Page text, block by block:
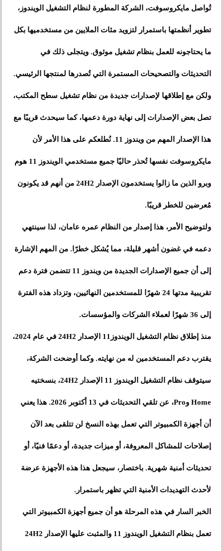
تُواصل مايكروسوفت، الشركة المطورة لنظام التشغيل الويندوز،
تطوير أنظمتها باستمرار لتزويد مئات الملايين من مستخدميها بكل
ما يحتاجونه للعمل بنظام تشغيل موثوق. ويتجلى ذلك في
التحديثات والتصحيحات المستمرة التي تُصدرها لمنتجها الرئيسي.
ولكن مع إطلاقها لإصدارات جديدة من نظام تشغيل سطح المكتب،
تصل بعض الإصدارات إلى نهاية دورة دعمها، كما سيحدث قريبًا مع
هذا الإصدار المهم من ويندوز 11. نُطلعكم على هذا الأمر لأن
مايكروسوفت نفسها تُحذر حاليًا جميع مستخدمي الويندوز 11 هوم
وبرو الذين ما زالوا يستخدمون الإصدار 24H2 من أنهم قد يكونون
مُعرضين للخطر قريبًا.
ولتوضيح الأمر، هذا إصدار من النظام عمره عامان، لذا سينتهي
دعمه في غضون أشهر قليلة، مما يُشكل خطرًا. من المهم الإشارة
إلى أن جميع الإصدارات الجديدة من ويندوز 11 تتضمن فترة دعم
تقريبية مدتها 24 شهرًا للمستخدمين النهائيين، وتزداد هذه الفترة
إلى 36 شهرًا لعملاء الشركات والمؤسسات.
منذ إطلاق نظام التشغيل الويندوز11 الإصدار 24H2 في عام 2024،
يقترب دعم المستخدمين له من نهايته. وكما أوضحت الشركة،
سيتوقف نظام التشغيل الويندوز 11 الإصدار 24H2، بنسختيه
Home وPro، عن تلقي التحديثات في 13 أكتوبر 2026. هذا يعني
أن أجهزة الكمبيوتر التي تعمل بهذه النسخ لن تتلقى بعد الآن
إصلاحات للمشاكل المعروفة، أو ميزات جديدة، أو دعمًا فنيًا، أو
تحديثات أمنية شهرية. باختصار، سيجعل هذا هذه الأجهزة عرضة
لأحدث التهديدات الأمنية التي تظهر باستمرار.
الخبر السار في هذه المرحلة هو أن جميع أجهزة الكمبيوتر التي
تعمل بنظام التشغيل الويندوز 11 والمثبت عليها الإصدار 24H2